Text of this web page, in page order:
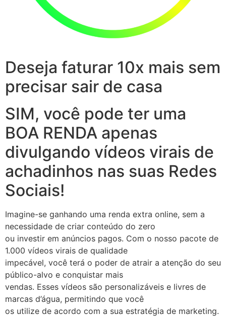
Deseja faturar 10x mais sem
precisar sair de casa
SIM, você pode ter uma
BOA RENDA apenas
divulgando vídeos virais de
achadinhos nas suas Redes
Sociais!
Imagine-se ganhando uma renda extra online, sem a
necessidade de criar conteúdo do zero
ou investir em anúncios pagos. Com o nosso pacote de
1.000 vídeos virais de qualidade
impecável, você terá o poder de atrair a atenção do seu
público-alvo e conquistar mais
vendas. Esses vídeos são personalizáveis e livres de
marcas d’água, permitindo que você
os utilize de acordo com a sua estratégia de marketing.